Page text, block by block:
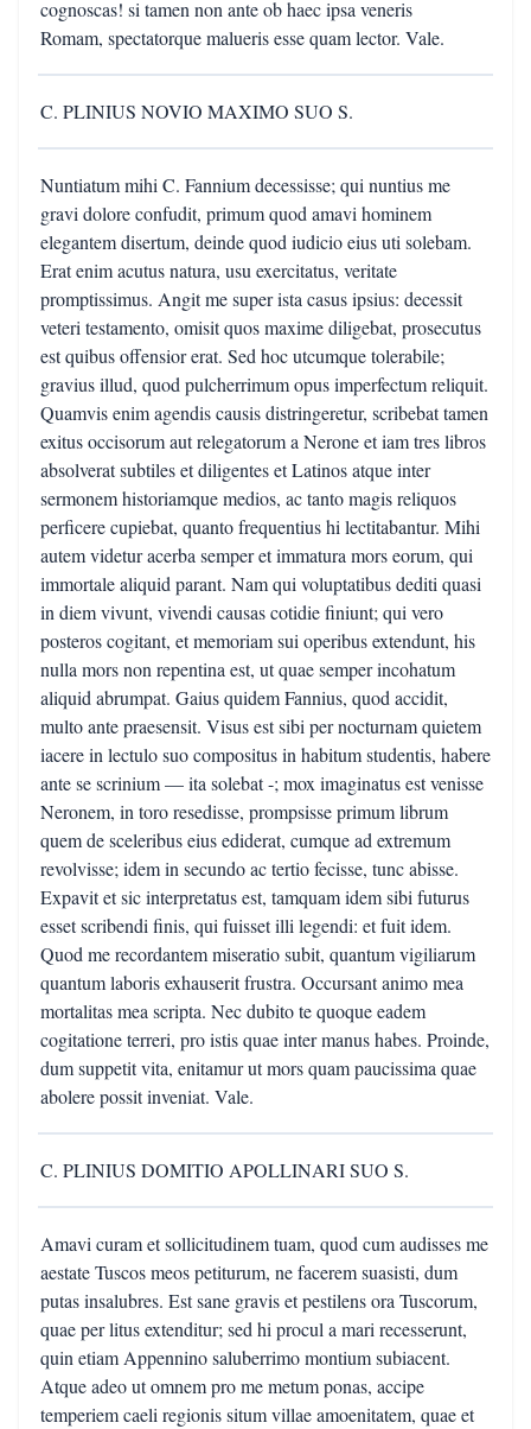
cognoscas! si tamen non ante ob haec ipsa veneris
Romam, spectatorque malueris esse quam lector. Vale.
C. PLINIUS NOVIO MAXIMO SUO S.
Nuntiatum mihi C. Fannium decessisse; qui nuntius me
gravi dolore confudit, primum quod amavi hominem
elegantem disertum, deinde quod iudicio eius uti solebam.
Erat enim acutus natura, usu exercitatus, veritate
promptissimus. Angit me super ista casus ipsius: decessit
veteri testamento, omisit quos maxime diligebat, prosecutus
est quibus offensior erat. Sed hoc utcumque tolerabile;
gravius illud, quod pulcherrimum opus imperfectum reliquit.
Quamvis enim agendis causis distringeretur, scribebat tamen
exitus occisorum aut relegatorum a Nerone et iam tres libros
absolverat subtiles et diligentes et Latinos atque inter
sermonem historiamque medios, ac tanto magis reliquos
perficere cupiebat, quanto frequentius hi lectitabantur. Mihi
autem videtur acerba semper et immatura mors eorum, qui
immortale aliquid parant. Nam qui voluptatibus dediti quasi
in diem vivunt, vivendi causas cotidie finiunt; qui vero
posteros cogitant, et memoriam sui operibus extendunt, his
nulla mors non repentina est, ut quae semper incohatum
aliquid abrumpat. Gaius quidem Fannius, quod accidit,
multo ante praesensit. Visus est sibi per nocturnam quietem
iacere in lectulo suo compositus in habitum studentis, habere
ante se scrinium — ita solebat -; mox imaginatus est venisse
Neronem, in toro resedisse, prompsisse primum librum
quem de sceleribus eius ediderat, cumque ad extremum
revolvisse; idem in secundo ac tertio fecisse, tunc abisse.
Expavit et sic interpretatus est, tamquam idem sibi futurus
esset scribendi finis, qui fuisset illi legendi: et fuit idem.
Quod me recordantem miseratio subit, quantum vigiliarum
quantum laboris exhauserit frustra. Occursant animo mea
mortalitas mea scripta. Nec dubito te quoque eadem
cogitatione terreri, pro istis quae inter manus habes. Proinde,
dum suppetit vita, enitamur ut mors quam paucissima quae
abolere possit inveniat. Vale.
C. PLINIUS DOMITIO APOLLINARI SUO S.
Amavi curam et sollicitudinem tuam, quod cum audisses me
aestate Tuscos meos petiturum, ne facerem suasisti, dum
putas insalubres. Est sane gravis et pestilens ora Tuscorum,
quae per litus extenditur; sed hi procul a mari recesserunt,
quin etiam Appennino saluberrimo montium subiacent.
Atque adeo ut omnem pro me metum ponas, accipe
temperiem caeli regionis situm villae amoenitatem, quae et